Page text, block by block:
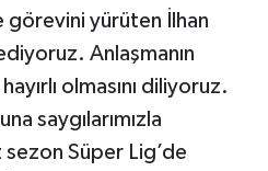
görevini yürüten İlhan
Anlaşmanın
olmasını diliyoruz.
saygılarımızla
Süper Lig’de